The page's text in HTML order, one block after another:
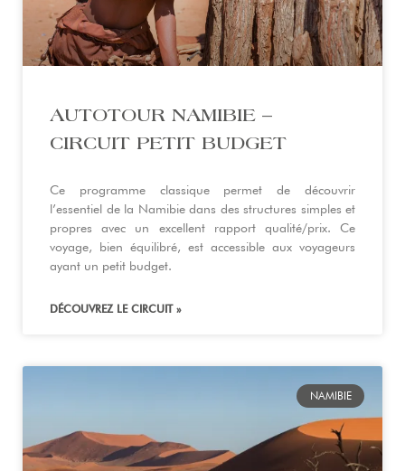
AUTOTOUR NAMIBIE –
CIRCUIT PETIT BUDGET
Ce programme classique permet de découvrir
l’essentiel de la Namibie dans des structures simples et
propres avec un excellent rapport qualité/prix. Ce
voyage, bien équilibré, est accessible aux voyageurs
ayant un petit budget.
DÉCOUVREZ LE CIRCUIT »
NAMIBIE